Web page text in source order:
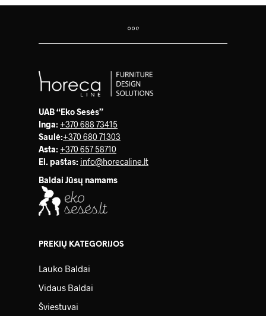
UAB “Eko Sesės”
Inga: +370 688 73415
Saulė:+370 680 71303
Asta: +370 657 58710
El. paštas: info@horecaline.lt
Baldai Jūsų namams
PREKIŲ KATEGORIJOS
Lauko Baldai
Vidaus Baldai
Šviestuvai